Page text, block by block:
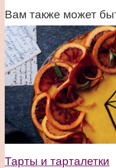
Вам также может
Тарты и тарталетки